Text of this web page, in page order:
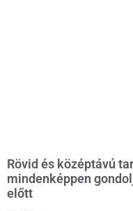
Rövid és középtávú
mindenképpen
előtt